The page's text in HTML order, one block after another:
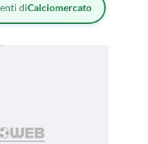
diCalciomercato